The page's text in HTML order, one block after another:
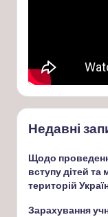
Недавні
Щодо
вступу дітей
територій
Зарахування